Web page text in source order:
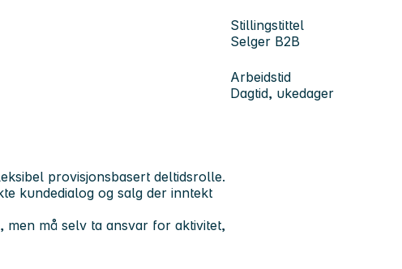
Stillingstittel
Selger B2B
Arbeidstid
Dagtid, ukedager
provisjonsbasert deltidsrolle.
kundedialog og salg der inntekt
må selv ta ansvar for aktivitet,